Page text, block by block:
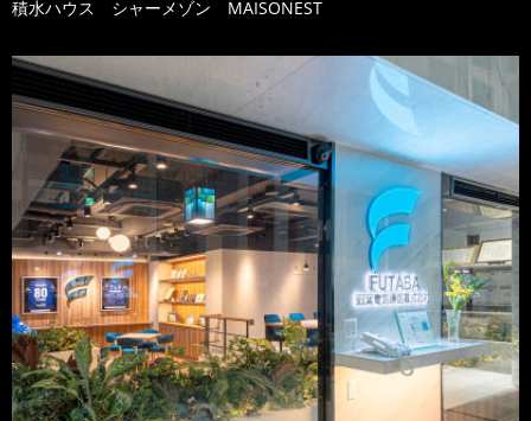
積水ハウス シャーメゾン MAISONEST